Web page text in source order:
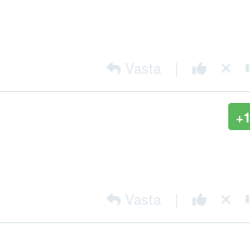
Vasta
+1
Vasta